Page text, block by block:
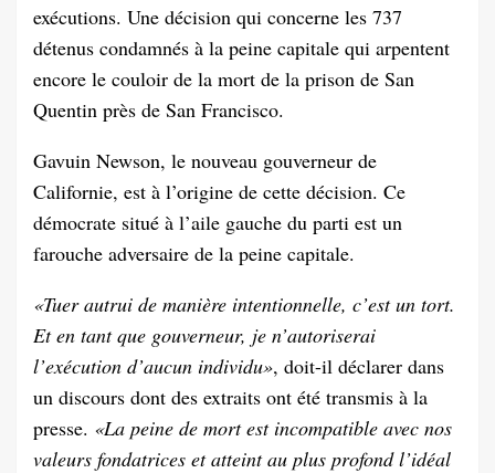
exécutions. Une décision qui concerne les 737
détenus condamnés à la peine capitale qui arpentent
encore le couloir de la mort de la prison de San
Quentin près de San Francisco.
Gavuin Newson, le nouveau gouverneur de
Californie, est à l’origine de cette décision. Ce
démocrate situé à l’aile gauche du parti est un
farouche adversaire de la peine capitale.
«Tuer autrui de manière intentionnelle, c’est un tort.
Et en tant que gouverneur, je n’autoriserai
l’exécution d’aucun individu», doit-il déclarer dans
un discours dont des extraits ont été transmis à la
presse. «La peine de mort est incompatible avec nos
valeurs fondatrices et atteint au plus profond l’idéal